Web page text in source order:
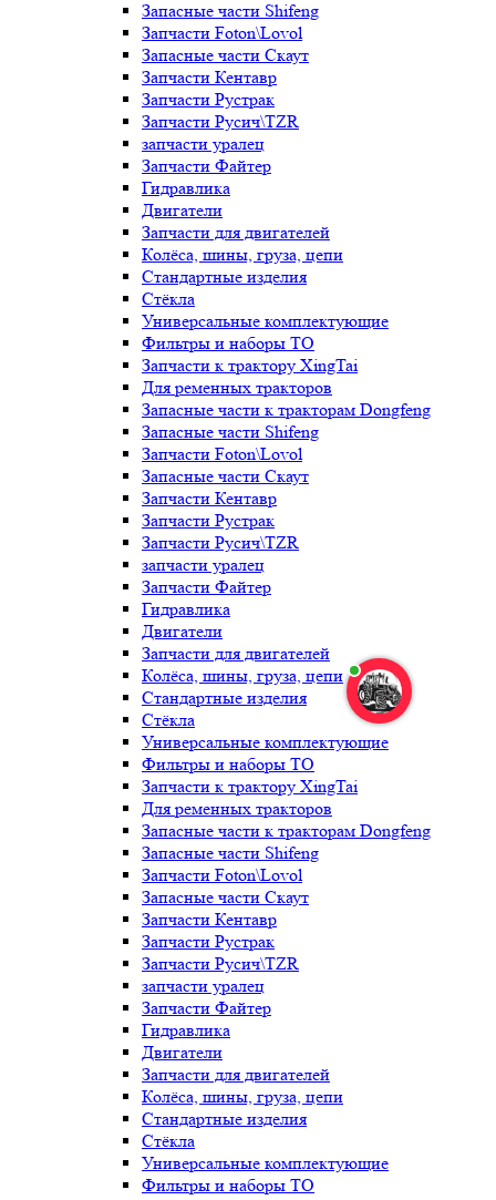
Запасные части Shifeng
Запчасти Foton\Lovol
Запасные части Скаут
Запчасти Кентавр
Запчасти Рустрак
Запчасти Русич\TZR
запчасти уралец
Запчасти Файтер
Гидравлика
Двигатели
Запчасти для двигателей
Колёса, шины, груза, цепи
Стандартные изделия
Стёкла
Универсальные комплектующие
Фильтры и наборы ТО
Запчасти к трактору XingTai
Для ременных тракторов
Запасные части к тракторам Dongfeng
Запасные части Shifeng
Запчасти Foton\Lovol
Запасные части Скаут
Запчасти Кентавр
Запчасти Рустрак
Запчасти Русич\TZR
запчасти уралец
Запчасти Файтер
Гидравлика
Двигатели
Запчасти для двигателей
Колёса, шины, груза, цепи
Стандартные изделия
Стёкла
Универсальные комплектующие
Фильтры и наборы ТО
Запчасти к трактору XingTai
Для ременных тракторов
Запасные части к тракторам Dongfeng
Запасные части Shifeng
Запчасти Foton\Lovol
Запасные части Скаут
Запчасти Кентавр
Запчасти Рустрак
Запчасти Русич\TZR
запчасти уралец
Запчасти Файтер
Гидравлика
Двигатели
Запчасти для двигателей
Колёса, шины, груза, цепи
Стандартные изделия
Стёкла
Универсальные комплектующие
Фильтры и наборы ТО